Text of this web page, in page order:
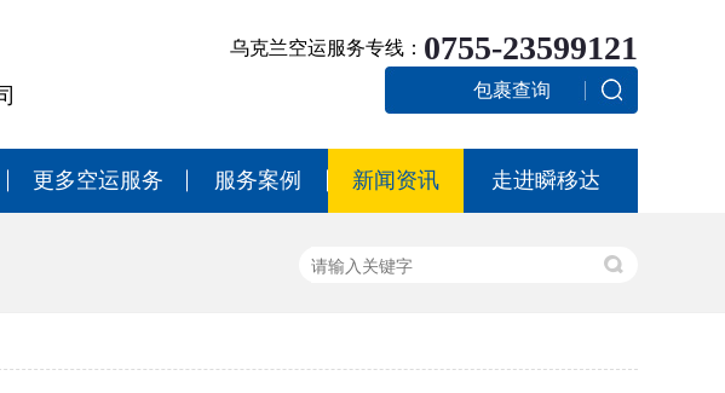
乌克兰空运服务专线： 0755-23599121
包裹查询
更多空运服务 服务案例 新闻资讯 走进瞬移达